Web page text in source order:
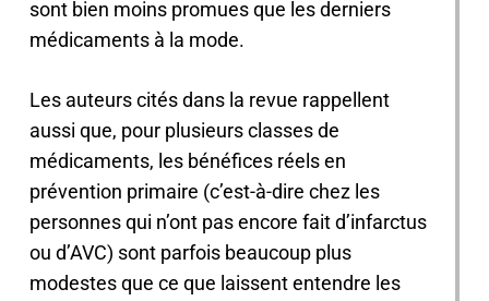
sont bien moins promues que les derniers
médicaments à la mode.
Les auteurs cités dans la revue rappellent
aussi que, pour plusieurs classes de
médicaments, les bénéfices réels en
prévention primaire (c’est-à-dire chez les
personnes qui n’ont pas encore fait d’infarctus
ou d’AVC) sont parfois beaucoup plus
modestes que ce que laissent entendre les